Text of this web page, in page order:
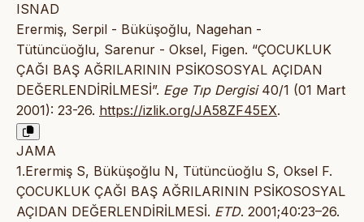
ISNAD
Erermiş, Serpil - Büküşoğlu, Nagehan -
Tütüncüoğlu, Sarenur - Oksel, Figen. “ÇOCUKLUK
ÇAĞI BAŞ AĞRILARININ PSİKOSOSYAL AÇIDAN
DEĞERLENDİRİLMESİ”. Ege Tıp Dergisi40/1 (01 Mart
2001): 23-26. https://izlik.org/JA58ZF45EX.
JAMA
1.Erermiş S, Büküşoğlu N, Tütüncüoğlu S, Oksel F.
ÇOCUKLUK ÇAĞI BAŞ AĞRILARININ PSİKOSOSYAL
AÇIDAN DEĞERLENDİRİLMESİ. ETD. 2001;40:23–26.